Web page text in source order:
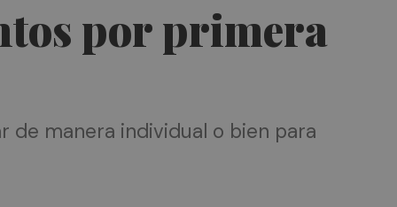
por primera
de manera individual o bien para